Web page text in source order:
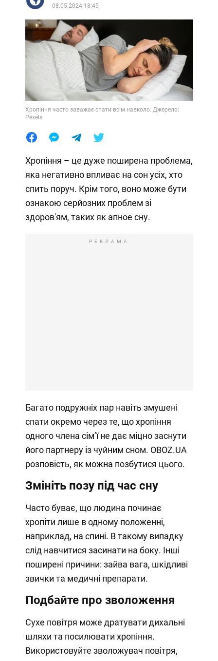
08.05.2024 18:45
Хропіння часто заважає спати всім навколо. Джерело:
Pexels
Хропіння – це дуже поширена проблема,
яка негативно впливає на сон усіх, хто
спить поруч. Крім того, воно може бути
ознакою серйозних проблем зі
здоров'ям, таких як апное сну.
РЕКЛАМА
Багато подружніх пар навіть змушені
спати окремо через те, що хропіння
одного члена сімʼї не дає міцно заснути
його партнеру із чуйним сном. OBOZ.UA
розповість, як можна позбутися цього.
Змініть позу під час сну
Часто буває, що людина починає
хропіти лише в одному положенні,
наприклад, на спині. В такому випадку
слід навчитися засинати на боку. Інші
поширені причини: зайва вага, шкідливі
звички та медичні препарати.
Подбайте про зволоження
Сухе повітря може дратувати дихальні
шляхи та посилювати хропіння.
Використовуйте зволожувач повітря,